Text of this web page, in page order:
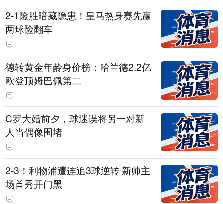
2-1险胜暗藏隐患！皇马热身赛先赢
两球险翻车
德转黄金年龄身价榜：哈兰德2.2亿
欧登顶姆巴佩第二
C罗大婚前夕，球迷误将另一对新
人当偶像围堵
2-3！利物浦遭连追3球逆转 新帅主
场首秀开门黑